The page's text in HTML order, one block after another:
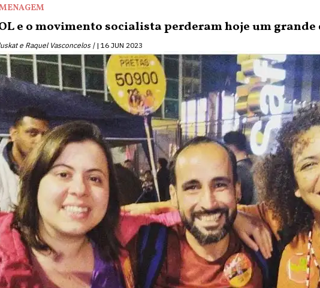
e o movimento socialista perderam hoje um
e Raquel Vasconcelos | 16 JUN 2023